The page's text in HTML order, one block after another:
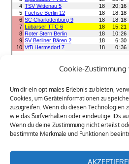
Cookie-Zustimmung
Um dir ein optimales Erlebnis zu bieten,
Cookies, um Geräteinformationen zu
zuzugreifen. Wenn du diesen Technologien
wie das Surfverhalten oder eindeutige IDs
Wenn du deine Zustimmung nicht erteilst
bestimmte Merkmale und Funktionen
7. HERREN